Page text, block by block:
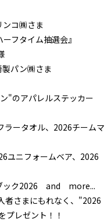
コ㈱さま
フタイム抽選会』
パン㈱さま
"のアパレルステッカー
ータオル、2026チームマ
ユニフォームベア、2026
ック2026 and more...
者さまにもれなく、"2026
プレゼント！！